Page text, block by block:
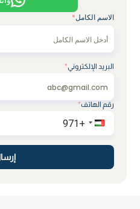
الاسم الكامل*
البريد الإلكتروني*
رقم الهاتف*